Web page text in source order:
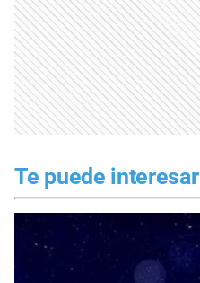
Te puede interesar